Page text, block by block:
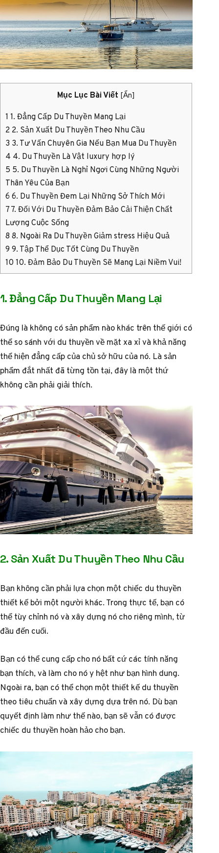
Mục Lục Bài Viết [Ẩn]
1 1. Đẳng Cấp Du Thuyền Mang Lại
2 2. Sản Xuất Du Thuyền Theo Nhu Cầu
3 3. Tư Vấn Chuyên Gia Nếu Bạn Mua Du Thuyền
4 4. Du Thuyền Là Vật luxury hợp lý
5 5. Du Thuyền Là Nghỉ Ngơi Cùng Những Người
Thân Yêu Của Bạn
6 6. Du Thuyền Đem Lại Những Sở Thích Mới
77. Đối Với Du Thuyền Đảm Bảo Cải Thiện Chất
Lượng Cuộc Sống
8 8. Ngoài Ra Du Thuyền Giảm stress Hiệu Quả
9 9. Tập Thể Dục Tốt Cùng Du Thuyền
10 10. Đảm Bảo Du Thuyền Sẽ Mang Lại Niềm Vui!
1. Đẳng Cấp Du Thuyền Mang Lại
Đúng là không có sản phẩm nào khác trên thế giới có
thể so sánh với du thuyền về mặt xa xỉ và khả năng
thể hiện đẳng cấp của chủ sở hữu của nó. Là sản
phẩm đắt nhất đã từng tồn tại, đây là một thứ
không cần phải giải thích.
2. Sản Xuất Du Thuyền Theo Nhu Cầu
Bạn không cần phải lựa chọn một chiếc du thuyền
thiết kế bởi một người khác. Trong thực tế, bạn có
thể tùy chỉnh nó và xây dựng nó cho riêng mình, từ
đầu đến cuối.
Bạn có thể cung cấp cho nó bất cứ các tính năng
bạn thích, và làm cho nó y hệt như bạn hình dung.
Ngoài ra, bạn có thể chọn một thiết kế du thuyền
theo tiêu chuẩn và xây dựng dựa trên nó. Dù bạn
quyết định làm như thế nào, bạn sẽ vẫn có được
chiếc du thuyền hoàn hảo cho bạn.